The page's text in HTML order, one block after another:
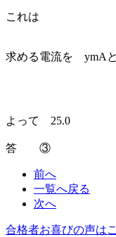
これは
求める電流を ymA
よって 25.0
答 ③
前へ
一覧へ戻る
次へ
合格者お喜びの声は